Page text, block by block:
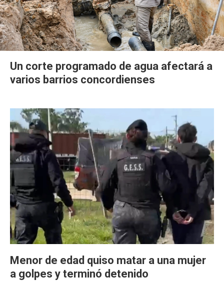
Un corte programado de agua afectará a
varios barrios concordienses
Menor de edad quiso matar a una mujer
a golpes y terminó detenido